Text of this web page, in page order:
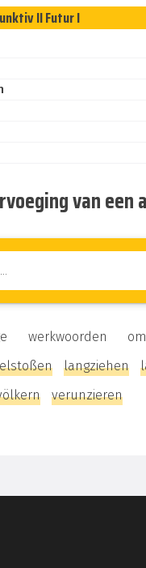
II Futur I
van
werkwoorden
langziehen
verunzieren